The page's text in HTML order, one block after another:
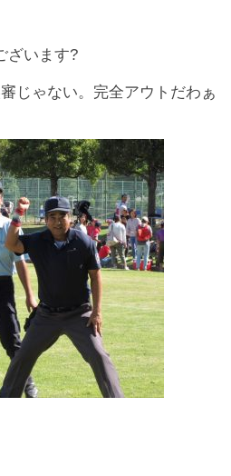
ざいます?
じゃない。完全アウトだわぁ